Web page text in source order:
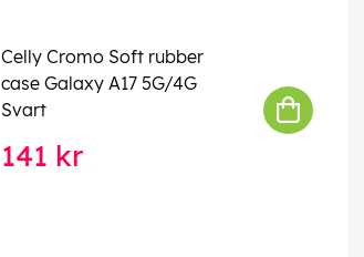
Celly Cromo Soft rubber
case Galaxy A17 5G/4G
Svart
141 kr